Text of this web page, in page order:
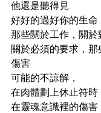
他還是聽得見
好好的過好你的生命
那些關於工作，關於
關於必須的要求，
傷害
可能的不諒解，
在肉體劃上休止符時
在靈魂意識裡的傷害